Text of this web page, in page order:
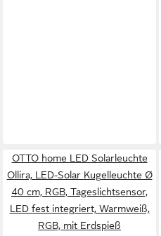
OTTO home LED Solarleuchte
Ollira, LED-Solar Kugelleuchte Ø
40 cm, RGB, Tageslichtsensor,
LED fest integriert, Warmweiß,
RGB, mit Erdspieß